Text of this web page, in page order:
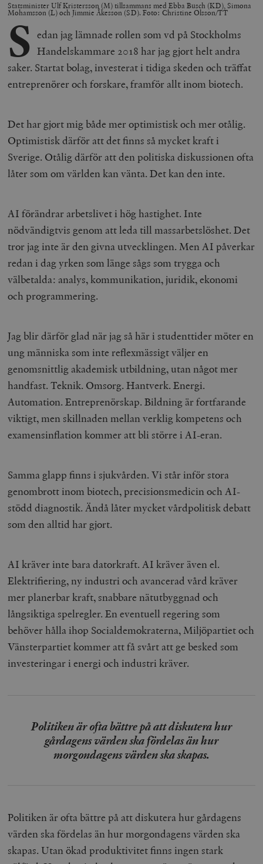
Statsminister Ulf Kristersson (M) tillsammans med Ebba Busch (KD), Simona
Mohamsson (L) och Jimmie Åkesson (SD). Foto: Christine Olsson/TT
S edan jag lämnade rollen som vd på Stockholms
Handelskammare 2018 har jag gjort helt andra
saker. Startat bolag, investerat i tidiga skeden och träffat
entreprenörer och forskare, framför allt inom biotech.
Det har gjort mig både mer optimistisk och mer otålig.
Optimistisk därför att det finns så mycket kraft i
Sverige. Otålig därför att den politiska diskussionen ofta
låter som om världen kan vänta. Det kan den inte.
AI förändrar arbetslivet i hög hastighet. Inte
nödvändigtvis genom att leda till massarbetslöshet. Det
tror jag inte är den givna utvecklingen. Men AI påverkar
redan i dag yrken som länge sågs som trygga och
välbetalda: analys, kommunikation, juridik, ekonomi
och programmering.
Jag blir därför glad när jag så här i studenttider möter en
ung människa som inte reflexmässigt väljer en
genomsnittlig akademisk utbildning, utan något mer
handfast. Teknik. Omsorg. Hantverk. Energi.
Automation. Entreprenörskap. Bildning är fortfarande
viktigt, men skillnaden mellan verklig kompetens och
examensinflation kommer att bli större i AI-eran.
Samma glapp finns i sjukvården. Vi står inför stora
genombrott inom biotech, precisionsmedicin och AI-
stödd diagnostik. Ändå låter mycket vårdpolitisk debatt
som den alltid har gjort.
AI kräver inte bara datorkraft. AI kräver även el.
Elektrifiering, ny industri och avancerad vård kräver
mer planerbar kraft, snabbare nätutbyggnad och
långsiktiga spelregler. En eventuell regering som
behöver hålla ihop Socialdemokraterna, Miljöpartiet och
Vänsterpartiet kommer att få svårt att ge besked som
investeringar i energi och industri kräver.
Politiken är ofta bättre på att diskutera hur
gårdagens värden ska fördelas än hur
morgondagens värden ska skapas.
Politiken är ofta bättre på att diskutera hur gårdagens
värden ska fördelas än hur morgondagens värden ska
skapas. Utan ökad produktivitet finns ingen stark